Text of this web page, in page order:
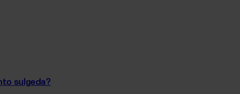
sulgeda?